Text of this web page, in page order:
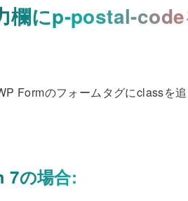
欄にp-postal-
Formのフォームタグにclassを
7の場合: